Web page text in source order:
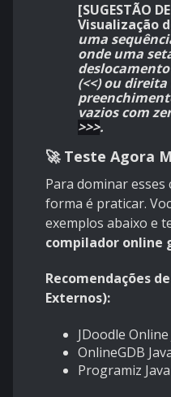
[SUGESTÃO
Visualização
uma
onde uma
(<<) ou
vazios com
>>>.
🚀 Teste Agora
Para dominar
forma é praticar.
exemplos abaixo e
compilador online
Recomendações
Externos):
JDoodle
OnlineGDB
Programiz